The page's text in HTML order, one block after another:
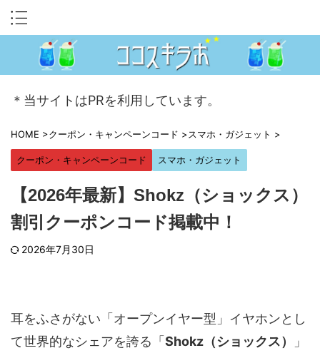
＊当サイトはPRを利用しています。
HOME >クーポン・キャンペーンコード >スマホ・ガジェット >
クーポン・キャンペーンコード スマホ・ガジェット
【2026年最新】Shokz（ショックス）
割引クーポンコード掲載中！
2026年7月30日
耳をふさがない「オープンイヤー型」イヤホンとし
て世界的なシェアを誇る「Shokz（ショックス） 」